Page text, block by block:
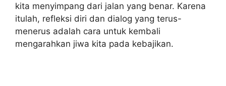
kita menyimpang dari jalan yang benar. Karena
itulah, refleksi diri dan dialog yang terus-
menerus adalah cara untuk kembali
mengarahkan jiwa kita pada kebajikan.